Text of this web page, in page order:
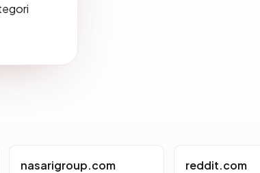
nasarigroup.com reddit.com